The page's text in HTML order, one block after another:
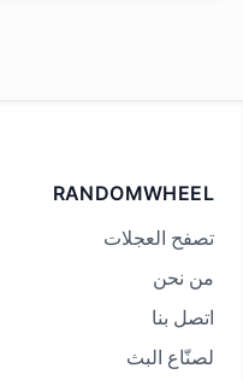
RANDOMWHEEL
تصفح العجلات
من نحن
اتصل بنا
لصنّاع البث